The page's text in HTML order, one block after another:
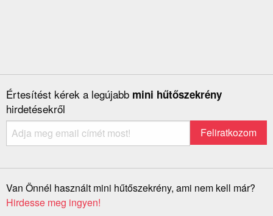
Értesítést kérek a legújabb mini hűtőszekrény
hirdetésekről
Van Önnél használt mini hűtőszekrény, ami nem kell már?
Hirdesse meg ingyen!